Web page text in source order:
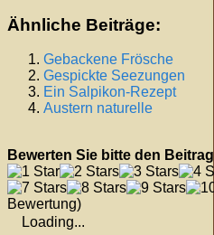
Ähnliche Beiträge:
Gebackene Frösche
Gespickte Seezungen
Ein Salpikon-Rezept
Austern naturelle
Bewerten Sie bitte den Beitrag
Bewertung)
Loading...